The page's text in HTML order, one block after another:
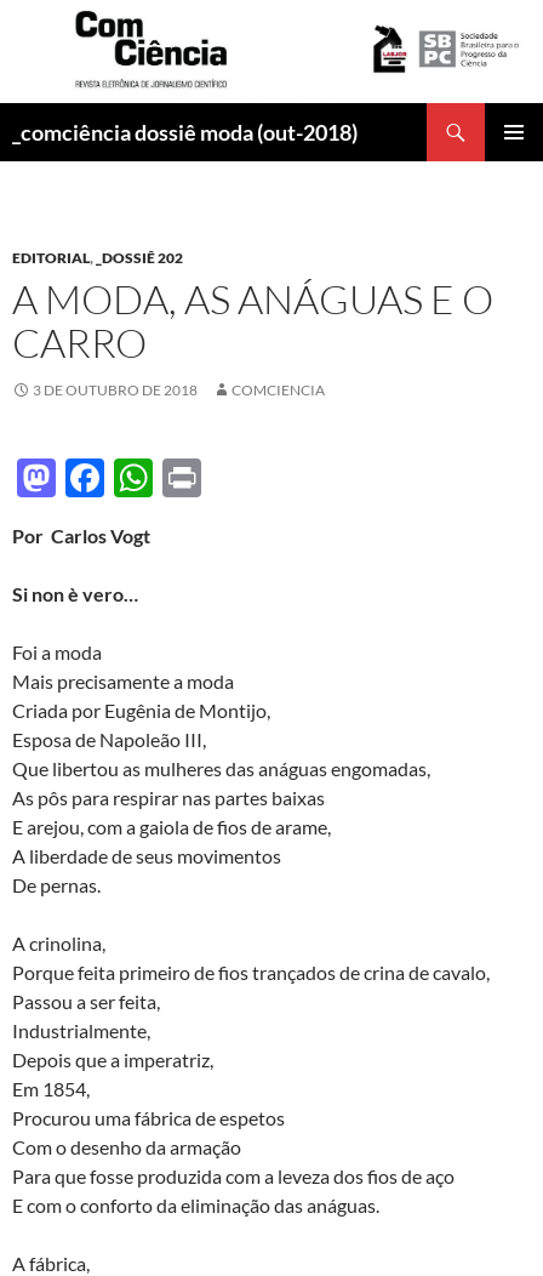
_comciência dossiê moda (out-2018)
EDITORIAL, _DOSSIÊ 202
A MODA, AS ANÁGUAS E O
CARRO
3 DE OUTUBRO DE 2018 COMCIENCIA
M
to
d
n
F
e
b
o
k
W
p
p
Por Carlos Vogt
Si non è vero…
Foi a moda
Mais precisamente a moda
Criada por Eugênia de Montijo,
Esposa de Napoleão III,
Que libertou as mulheres das anáguas engomadas,
As pôs para respirar nas partes baixas
E arejou, com a gaiola de fios de arame,
A liberdade de seus movimentos
De pernas.
A crinolina,
Porque feita primeiro de fios trançados de crina de cavalo,
Passou a ser feita,
Industrialmente,
Depois que a imperatriz,
Em 1854,
Procurou uma fábrica de espetos
Com o desenho da armação
Para que fosse produzida com a leveza dos fios de aço
E com o conforto da eliminação das anáguas.
A fábrica,